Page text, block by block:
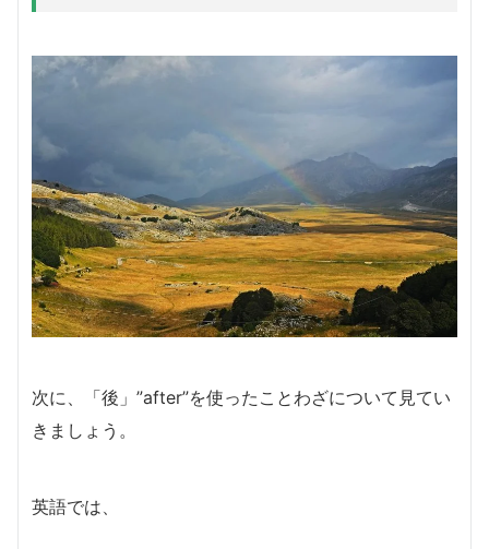
次に、「後」”after”を使ったことわざについて見てい
きましょう。
英語では、